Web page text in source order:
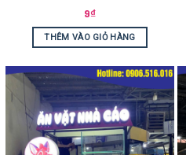
9₫
THÊM VÀO GIỎ HÀNG